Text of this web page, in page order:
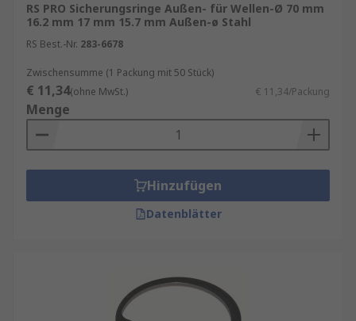
RS PRO Sicherungsringe Außen- für Wellen-Ø 70 mm
16.2 mm 17 mm 15.7 mm Außen-ø Stahl
RS Best.-Nr. 283-6678
Zwischensumme (1 Packung mit 50 Stück)
€ 11,34(ohne MwSt.) € 11,34/Packung
Menge
Hinzufügen
Datenblätter